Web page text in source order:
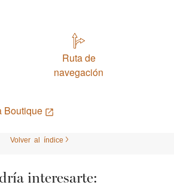
Ruta de
navegación
Boutique
Volver al índice
interesarte: